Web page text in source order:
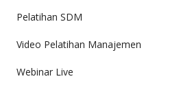
Pelatihan SDM
Video Pelatihan Manajemen
Webinar Live